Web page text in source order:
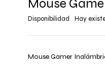
Mouse
Disponibilidad Hay
Mouse Gamer